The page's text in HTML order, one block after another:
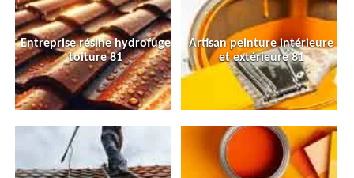
Entreprise résine hydrofuge
toiture 81
Artisan peinture intérieure
et extérieure 81